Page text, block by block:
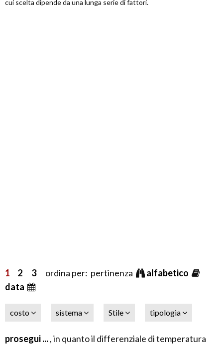
cui scelta dipende da una lunga serie di fattori.
1 2 3ordina per: pertinenza
alfabetico
data
costo sistema Stile tipologia
prosegui ..., in quanto il differenziale di temperatura